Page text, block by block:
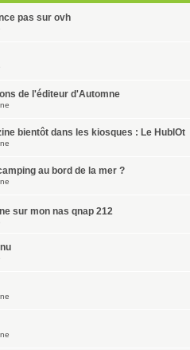
pas sur ovh
de l'éditeur d'Automne
bientôt dans les kiosques : Le HublOt
au bord de la mer ?
sur mon nas qnap 212